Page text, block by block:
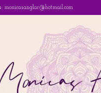
monicasanglar@hotmail.com